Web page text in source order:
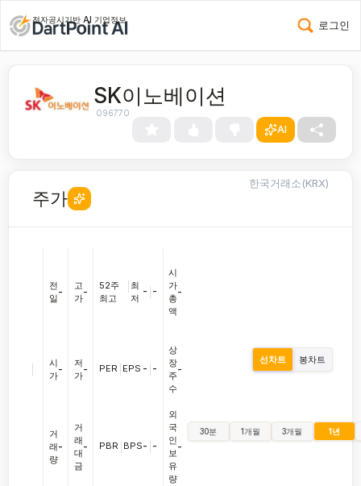
전자공시기반 AI 기업정보 로그인
SK이노베이션
096770
AI
주가
한국거래소(KRX)
전
일
-
시
가
-
거
래
량
-
고
가
-
저
가
-
거
래
대
금
-
52주
최고
최
저
- -
PER EPS - -
PBR BPS- -
시
가
총
액
-
상
장
주
수
-
외
국
인
보
유
량
-
선차트 봉차트
30분 1개월 3개월 1년